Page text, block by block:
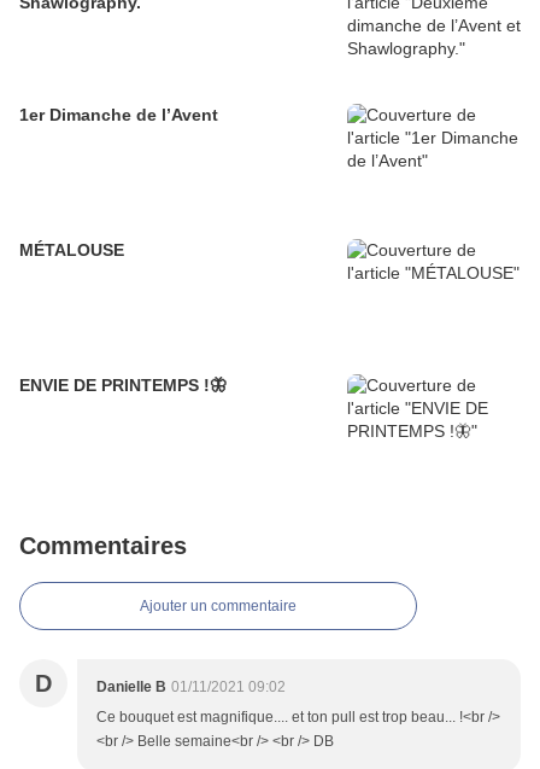
1er Dimanche de l’Avent
MÉTALOUSE
ENVIE DE PRINTEMPS !🦋
Commentaires
Ajouter un commentaire
D Danielle B 01/11/2021 09:02
Ce bouquet est magnifique.... et ton pull est trop beau... !<br />
<br /> Belle semaine<br /> <br /> DB